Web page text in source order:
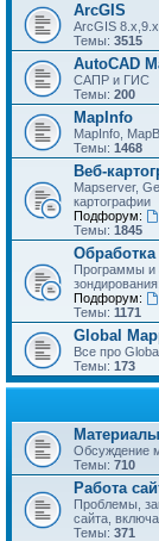
ArcGIS
ArcGIS
Темы: 3515
AutoCAD
САПР и ГИС
Темы: 200
MapInfo
MapInfo,
Темы: 1468
Веб-
Mapserver,
картографии
Подфорум:
Темы: 1845
Программы и
Подфорум:
Темы: 1171
Global
Все про
Темы: 173
Обсуждение
Темы: 710
Работа
Проблемы,
сайта,
Темы: 371